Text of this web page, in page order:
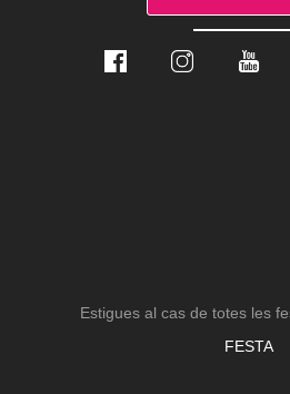
Estigues al cas de totes les
FESTA